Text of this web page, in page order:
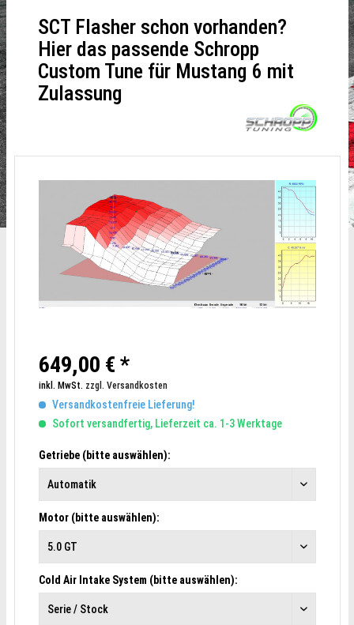
SCT Flasher schon vorhanden?
Hier das passende Schropp
Custom Tune für Mustang 6 mit
Zulassung
649,00 € *
inkl. MwSt. zzgl. Versandkosten
Versandkostenfreie Lieferung!
Sofort versandfertig, Lieferzeit ca. 1-3 Werktage
Getriebe (bitte auswählen):
Motor (bitte auswählen):
Cold Air Intake System (bitte auswählen):